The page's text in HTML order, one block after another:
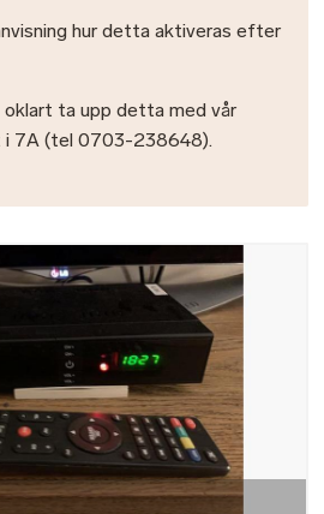
hur detta aktiveras efter
ta upp detta med vår
i 7A (tel 0703-238648).